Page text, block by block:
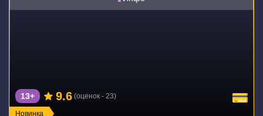
Новинка
13+ 9.6 (оценок - 23)